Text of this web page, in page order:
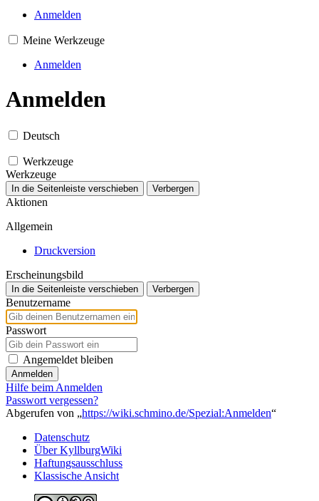
Anmelden
Meine Werkzeuge
Anmelden
Anmelden
Deutsch
Werkzeuge
Werkzeuge
In die Seitenleiste verschieben Verbergen
Aktionen
Allgemein
Druckversion
Erscheinungsbild
In die Seitenleiste verschieben Verbergen
Benutzername
Passwort
Angemeldet bleiben
Anmelden
Hilfe beim Anmelden
Passwort vergessen?
Abgerufen von „https://wiki.schmino.de/Spezial:Anmelden“
Datenschutz
Über KyllburgWiki
Haftungsausschluss
Klassische Ansicht